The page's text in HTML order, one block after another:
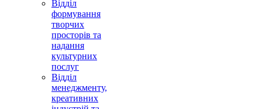
Відділ
формування
творчих
просторів та
надання
культурних
послуг
Відділ
менеджменту,
креативних